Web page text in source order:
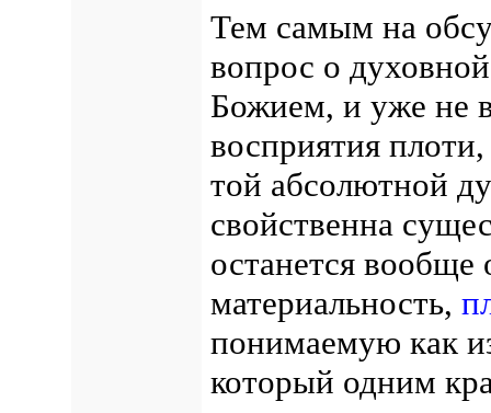
Тем самым на
вопрос о
Божием, и уже не
восприятия
той абсолютной
свойственна
останется вообще
материальность,
понимаемую как
который одним